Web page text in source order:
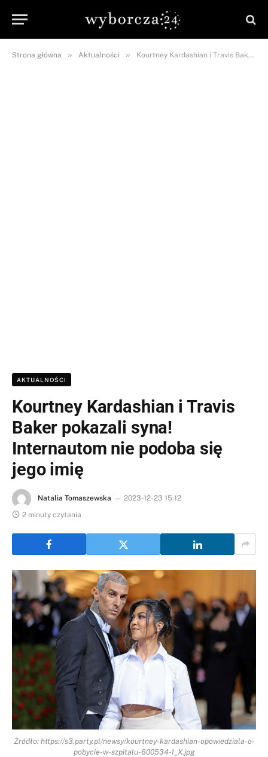
Strona główna » Aktualności » Kourtney Kardashian i Travis Baker pokazali syna! Internautom nie podoba się jego imię
AKTUALNOŚCI
Kourtney Kardashian i Travis
Baker pokazali syna!
Internautom nie podoba się
jego imię
Natalia Tomaszewska
2023-12-23 15:12
2 minuty czytania
Źródło: https://s3.party.pl/newsy/kourtney-kardashian-opowiedziala-o-
pobycie-w-szpitalu-600534-1_X.jpg